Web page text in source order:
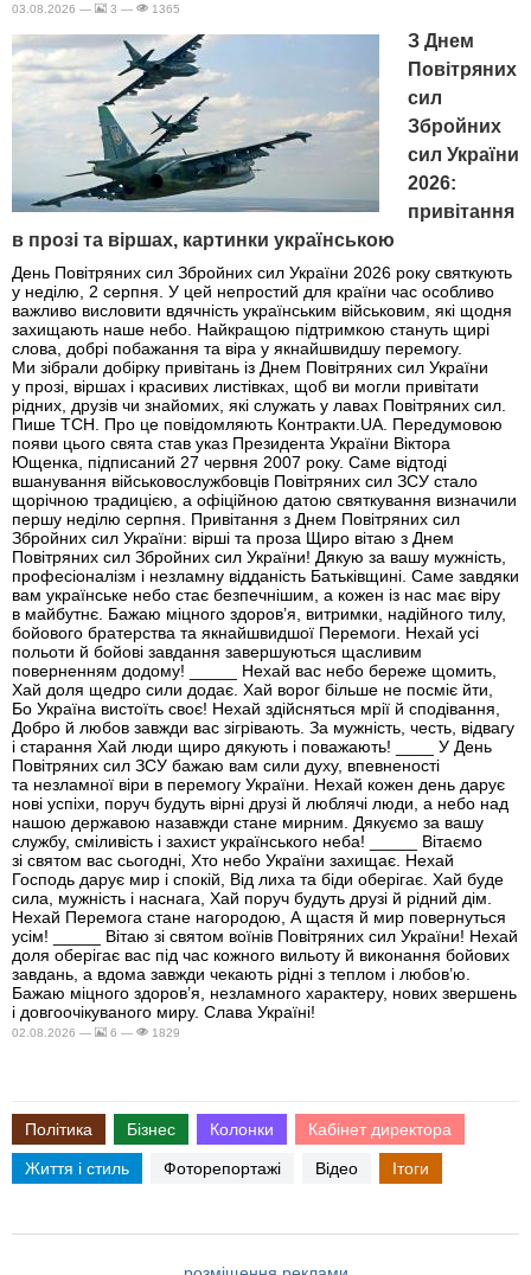
03.08.2026 — 3 — 1365
З Днем
Повітряних
сил
Збройних
сил України
2026:
привітання
в прозі та віршах, картинки українською
День Повітряних сил Збройних сил України 2026 року святкують
у неділю, 2 серпня. У цей непростий для країни час особливо
важливо висловити вдячність українським військовим, які щодня
захищають наше небо. Найкращою підтримкою стануть щирі
слова, добрі побажання та віра у якнайшвидшу перемогу.
Ми зібрали добірку привітань із Днем Повітряних сил України
у прозі, віршах і красивих листівках, щоб ви могли привітати
рідних, друзів чи знайомих, які служать у лавах Повітряних сил.
Пише ТСН. Про це повідомляють Контракти.UA. Передумовою
появи цього свята став указ Президента України Віктора
Ющенка, підписаний 27 червня 2007 року. Саме відтоді
вшанування військовослужбовців Повітряних сил ЗСУ стало
щорічною традицією, а офіційною датою святкування визначили
першу неділю серпня. Привітання з Днем Повітряних сил
Збройних сил України: вірші та проза Щиро вітаю з Днем
Повітряних сил Збройних сил України! Дякую за вашу мужність,
професіоналізм і незламну відданість Батьківщині. Саме завдяки
вам українське небо стає безпечнішим, а кожен із нас має віру
в майбутнє. Бажаю міцного здоров’я, витримки, надійного тилу,
бойового братерства та якнайшвидшої Перемоги. Нехай усі
польоти й бойові завдання завершуються щасливим
поверненням додому! _____ Нехай вас небо береже щомить,
Хай доля щедро сили додає. Хай ворог більше не посміє йти,
Бо Україна вистоїть своє! Нехай здійсняться мрії й сподівання,
Добро й любов завжди вас зігрівають. За мужність, честь, відвагу
і старання Хай люди щиро дякують і поважають! ____ У День
Повітряних сил ЗСУ бажаю вам сили духу, впевненості
та незламної віри в перемогу України. Нехай кожен день дарує
нові успіхи, поруч будуть вірні друзі й люблячі люди, а небо над
нашою державою назавжди стане мирним. Дякуємо за вашу
службу, сміливість і захист українського неба! _____ Вітаємо
зі святом вас сьогодні, Хто небо України захищає. Нехай
Господь дарує мир і спокій, Від лиха та біди оберігає. Хай буде
сила, мужність і наснага, Хай поруч будуть друзі й рідний дім.
Нехай Перемога стане нагородою, А щастя й мир повернуться
усім! _____ Вітаю зі святом воїнів Повітряних сил України! Нехай
доля оберігає вас під час кожного вильоту й виконання бойових
завдань, а вдома завжди чекають рідні з теплом і любов’ю.
Бажаю міцного здоров’я, незламного характеру, нових звершень
і довгоочікуваного миру. Слава Україні!
02.08.2026 — 6 — 1829
Політика Бізнес Колонки Кабінет директора
Життя і стиль Фоторепортажі Відео Ітоги